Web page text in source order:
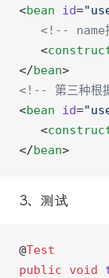
<bean id=
<!-- name
   <
</bean>
<!-- 第三种根
<bean id=
   <
</bean>
3、测试
@Test
public void